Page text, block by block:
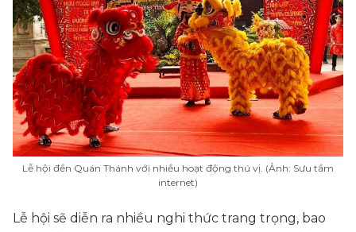
Lễ hội đền Quán Thánh với nhiều hoạt động thú vị. (Ảnh: Sưu tầm
internet)
Lễ hội sẽ diễn ra nhiều nghi thức trang trọng, bao